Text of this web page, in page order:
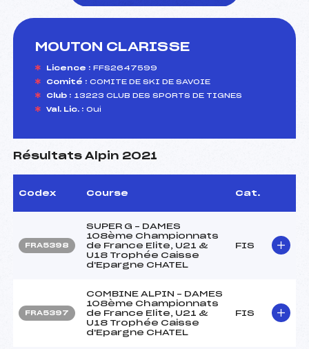
MOUTON CLARISSE
Licence : FFS2647599
Comité : COMITE DE SKI DE SAVOIE
Club : 13223 CLUB DES SPORTS DE TIGNES
Val. Lic. : Oui
Résultats Alpin 2021
Codex Course Cat.
FRA5398
SUPER G – DAMES
108ème Championnats
de France Elite, U21 &
U18 Trophée Caisse
d'Epargne CHATEL
FIS
FRA5397
COMBINE ALPIN – DAMES
108ème Championnats
de France Elite, U21 &
U18 Trophée Caisse
d'Epargne CHATEL
FIS